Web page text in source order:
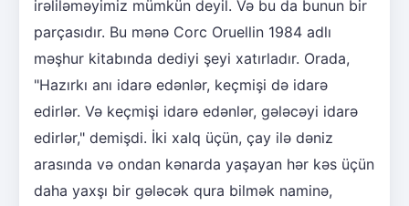
irəliləməyimiz mümkün deyil. Və bu da bunun bir
parçasıdır. Bu mənə Corc Oruellin 1984 adlı
məşhur kitabında dediyi şeyi xatırladır. Orada,
"Hazırkı anı idarə edənlər, keçmişi də idarə
edirlər. Və keçmişi idarə edənlər, gələcəyi idarə
edirlər," demişdi. İki xalq üçün, çay ilə dəniz
arasında və ondan kənarda yaşayan hər kəs üçün
daha yaxşı bir gələcək qura bilmək naminə,